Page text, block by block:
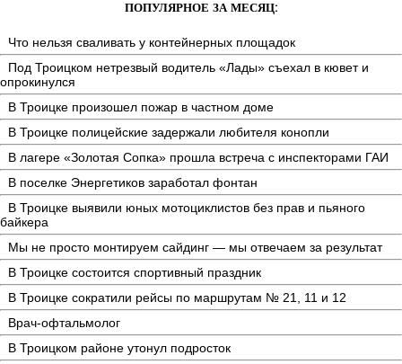
ПОПУЛЯРНОЕ ЗА МЕСЯЦ:
Что нельзя сваливать у контейнерных площадок
Под Троицком нетрезвый водитель «Лады» съехал в кювет и
опрокинулся
В Троицке произошел пожар в частном доме
В Троицке полицейские задержали любителя конопли
В лагере «Золотая Сопка» прошла встреча с инспекторами ГАИ
В поселке Энергетиков заработал фонтан
В Троицке выявили юных мотоциклистов без прав и пьяного
байкера
Мы не просто монтируем сайдинг — мы отвечаем за результат
В Троицке состоится спортивный праздник
В Троицке сократили рейсы по маршрутам № 21, 11 и 12
Врач-офтальмолог
В Троицком районе утонул подросток